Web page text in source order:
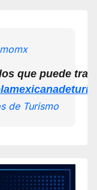
que puede
de Turismo